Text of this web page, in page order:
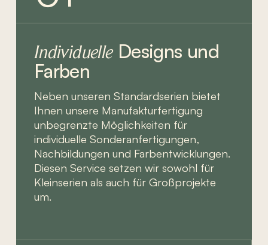
IndividuelleDesigns und
Farben
Neben unseren Standardserien bietet
Ihnen unsere Manufakturfertigung
unbegrenzte Möglichkeiten für
individuelle Sonderanfertigungen,
Nachbildungen und Farbentwicklungen.
Diesen Service setzen wir sowohl für
Kleinserien als auch für Großprojekte
um.